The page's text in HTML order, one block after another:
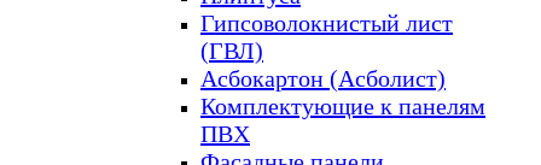
Гипсоволокнистый лист
(ГВЛ)
Асбокартон (Асболист)
Комплектующие к панелям
ПВХ